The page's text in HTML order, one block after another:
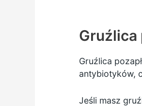
Gruźlica
Gruźlica
antybiotyków,
Jeśli masz